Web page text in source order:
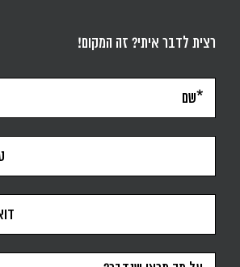
רצית לדבר איתי? זה המקום!